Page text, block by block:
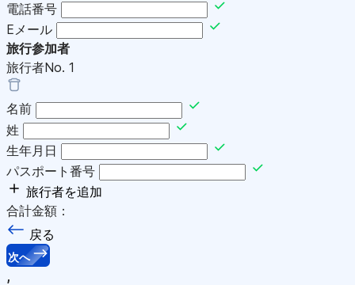
電話番号
Eメール
旅行参加者
旅行者No. 1
名前
姓
生年月日
パスポート番号
旅行者を追加
合計金額：
戻る
次へ
,